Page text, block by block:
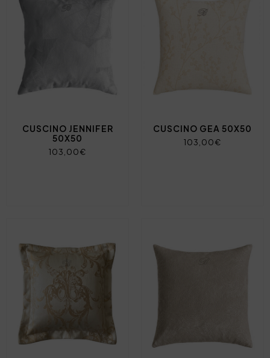
CUSCINO JENNIFER
50X50
103,00€
CUSCINO GEA 50X50
103,00€